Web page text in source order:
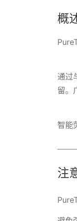
概
通过
留。
智能
注